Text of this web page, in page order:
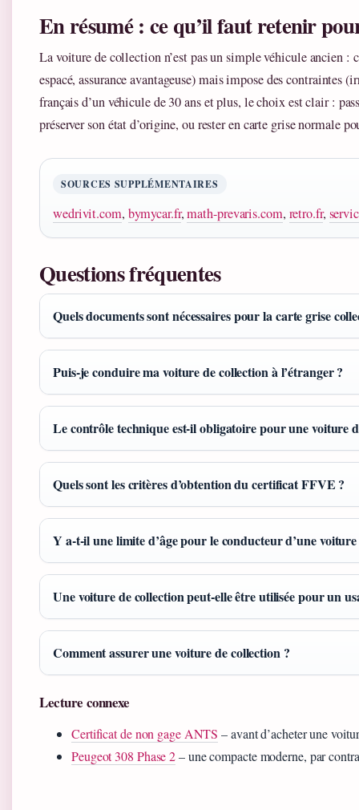
En résumé : ce qu’il faut retenir
La voiture de collection n’est pas un simple véhicule ancien :
espacé, assurance avantageuse) mais impose des
français d’un véhicule de 30 ans et plus, le choix est clair :
préserver son état d’origine, ou rester en carte grise normale
SOURCES SUPPLÉMENTAIRES
wedrivit.com, bymycar.fr,math-prevaris.com, retro.fr,
Questions fréquentes
Quels documents sont nécessaires pour la carte grise
Puis-je conduire ma voiture de collection à l’étranger ?
Le contrôle technique est-il obligatoire pour une voiture
Quels sont les critères d’obtention du certificat FFVE ?
Y a-t-il une limite d’âge pour le conducteur d’une
Une voiture de collection peut-elle être utilisée pour un
Comment assurer une voiture de collection ?
Lecture connexe
Certificat de non gage ANTS – avant d’acheter une
Peugeot 308 Phase 2– une compacte moderne, par